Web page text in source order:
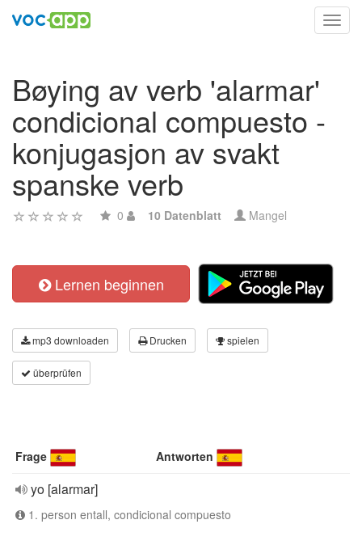
Bøying av verb 'alarmar'
condicional compuesto -
konjugasjon av svakt
spanske verb
0 10 Datenblatt Mangel
Lernen beginnen
mp3 downloaden Drucken spielen
überprüfen
Frage Antworten
yo [alarmar]
1. person entall, condicional compuesto